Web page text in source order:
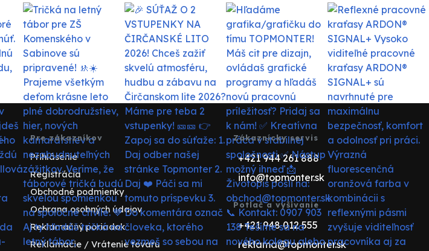
Pre zákazníkov
Prihlásenie
Registrácia
Obchodné podmienky
Ochrana osobných údajov
Reklamačný poriadok
Reklamácie / Vrátenie tovaru
Zákaznícky servis
+421 944 261 888
info@topmonter.sk
Potlač a vyšívanie
+421 948 012 555
reklama@topmonter.sk